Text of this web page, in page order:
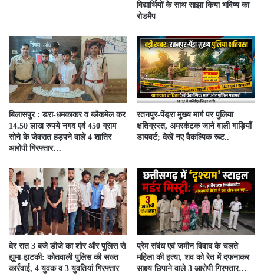
विद्यार्थियों के साथ साझा किया भविष्य का
रोडमैप
बिलासपुर : डरा-धमकाकर व ब्लैकमेल कर
14.50 लाख रुपये नगद एवं 450 ग्राम
सोने के जेवरात हड़पने वाले 4 शातिर
आरोपी गिरफ्तार…
रतनपुर-पेंड्रा मुख्य मार्ग पर पुलिया
क्षतिग्रस्त, अमरकंटक जाने वाली गाड़ियाँ
डायवर्ट; देखें नए वैकल्पिक रूट..
देर रात 3 बजे डीजे का शोर और पुलिस से
झूमा-झटकी: कोतवाली पुलिस की सख्त
कार्रवाई, 4 युवक व 3 युवतियां गिरफ्तार
प्रेम संबंध एवं जमीन विवाद के चलते
महिला की हत्या, शव को रेत में दफनाकर
साक्ष्य छिपाने वाले 3 आरोपी गिरफ्तार…